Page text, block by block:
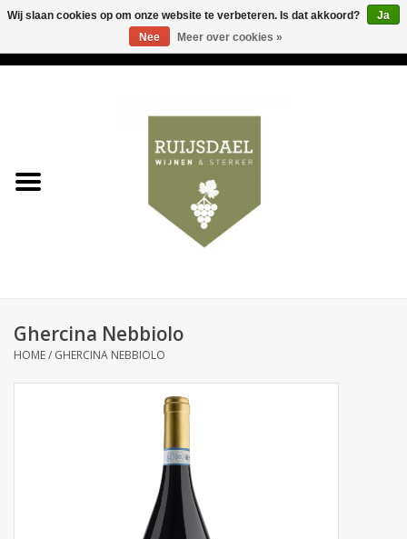
& sterker
Contact
Ghercina Nebbiolo
HOME/ GHERCINA NEBBIOLO
Wij slaan cookies op om onze website te verbeteren. Is dat akkoord?
Ja
Nee
Meer over cookies »